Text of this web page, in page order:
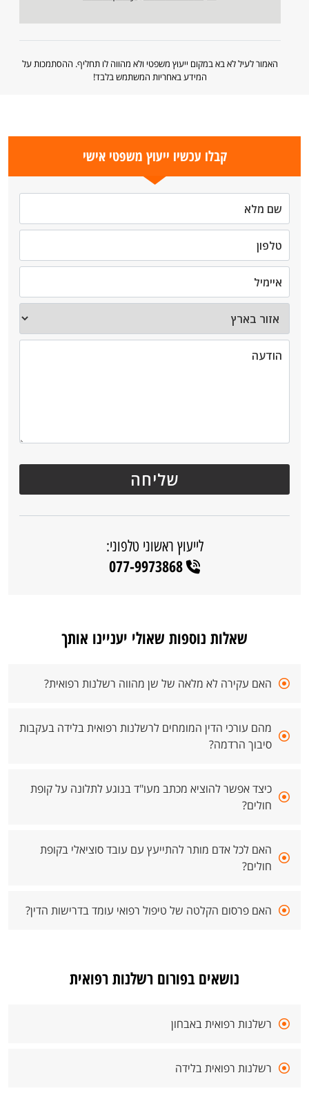
האמור לעיל לא בא במקום ייעוץ משפטי ולא מהווה לו תחליף. ההסתמכות על
המידע באחריות המשתמש בלבד!
קבלו עכשיו ייעוץ משפטי אישי
לייעוץ ראשוני טלפוני:
077-9973868
שאלות נוספות שאולי יעניינו אותך
האם עקירה לא מלאה של שן מהווה רשלנות רפואית?
מהם עורכי הדין המומחים לרשלנות רפואית בלידה בעקבות
סיבוך הרדמה?
כיצד אפשר להוציא מכתב מעו"ד בנוגע לתלונה על קופת
חולים?
האם לכל אדם מותר להתייעץ עם עובד סוציאלי בקופת
חולים?
האם פרסום הקלטה של טיפול רפואי עומד בדרישות הדין?
נושאים בפורום רשלנות רפואית
רשלנות רפואית באבחון
רשלנות רפואית בלידה